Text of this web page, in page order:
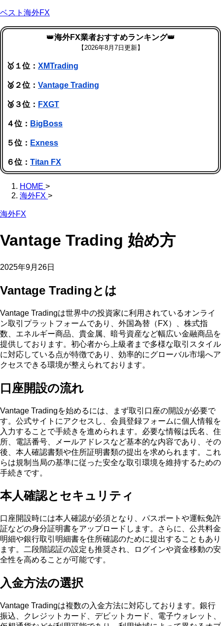
ベスト海外FX
👑海外FX業者おすすめランキング👑
【2026年8月7日更新】
🥇１位： XMTrading
🥈２位： Vantage Trading
🥉３位： FXGT
４位： BigBoss
５位： Exness
６位： Titan FX
HOME >
海外FX >
海外FX
Vantage Trading 始め方
2025年9月26日
Vantage Tradingとは
Vantage Tradingは世界中の投資家に利用されているオンライ
ン取引プラットフォームであり、外国為替（FX）、株式指
数、エネルギー商品、貴金属、暗号資産など幅広い金融商品を
提供しております。初心者から上級者まで多様な取引スタイル
に対応している点が特徴であり、効率的にグローバル市場へア
クセスできる環境が整えられております。
口座開設の流れ
Vantage Tradingを始めるには、まず取引口座の開設が必要で
す。公式サイトにアクセスし、会員登録フォームに個人情報を
入力することで手続きを進められます。必要な情報は氏名、住
所、電話番号、メールアドレスなど基本的な内容であり、その
後、本人確認書類や住所証明書類の提出を求められます。これ
らは規制当局の基準に従った安全な取引環境を維持するための
手続きです。
本人確認とセキュリティ
口座開設時には本人確認が必須となり、パスポートや運転免許
証などの身分証明書をアップロードします。さらに、公共料金
明細や銀行取引明細書を住所確認のために提出することもあり
ます。二段階認証の設定も推奨され、ログインや資金移動の安
全性を高めることが可能です。
入金方法の選択
Vantage Tradingは複数の入金方法に対応しております。銀行
振込、クレジットカード、デビットカード、電子ウォレット、